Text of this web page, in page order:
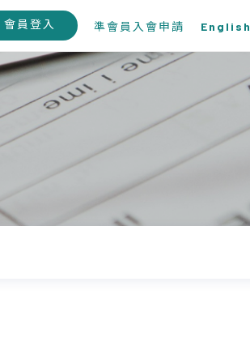
會員登入 準會員入會申請 English